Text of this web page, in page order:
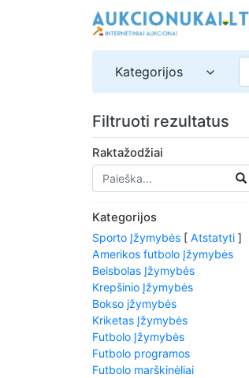
Kategorijos
Filtruoti rezultatus
Raktažodžiai
Kategorijos
Sporto Įžymybės [ Atstatyti ]
Amerikos futbolo Įžymybės
Beisbolas Įžymybės
Krepšinio Įžymybės
Bokso įžymybės
Kriketas Įžymybės
Futbolo Įžymybės
Futbolo programos
Futbolo marškinėliai